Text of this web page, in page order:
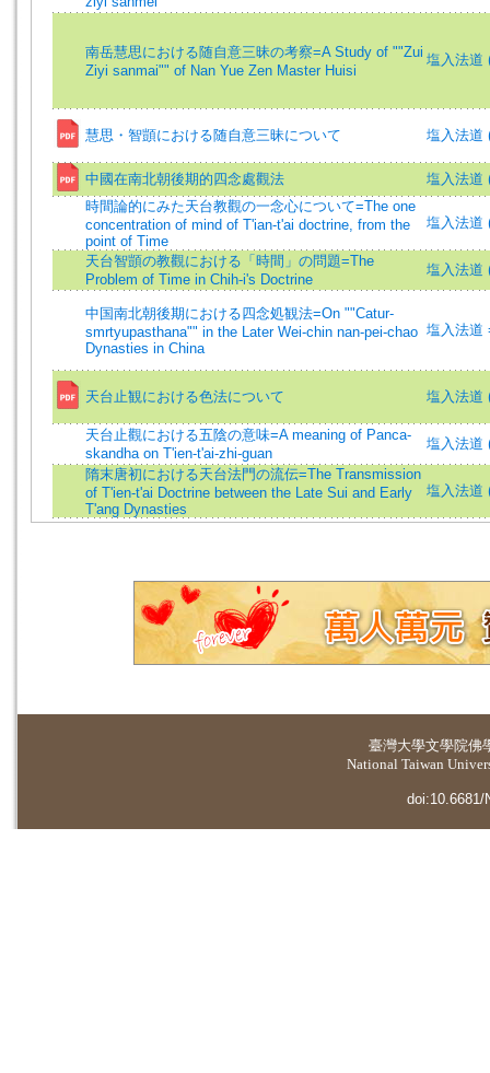
南岳慧思における随自意三昧の考察=A Study of ""Zui
Ziyi sanmai"" of Nan Yue Zen Master Huisi
塩入法道
慧思・智顗における随自意三昧について 塩入法道
中國在南北朝後期的四念處觀法
塩入法道
時間論的にみた天台教觀の一念心について=The one
concentration of mind of T'ian-t'ai doctrine, from the
point of Time
塩入法道
天台智顗の教觀における「時間」の問題=The
Problem of Time in Chih-i's Doctrine
塩入法道
中国南北朝後期における四念処観法=On ""Catur-
smrtyupasthana"" in the Later Wei-chin nan-pei-chao
Dynasties in China
塩入法道
天台止観における色法について 塩入法道
天台止觀における五陰の意味=A meaning of Panca-
skandha on T'ien-t'ai-zhi-guan
塩入法道
隋末唐初における天台法門の流伝=The Transmission
of T'ien-t'ai Doctrine between the Late Sui and Early
T'ang Dynasties
塩入法道
臺灣大學文學院佛
National Taiwan
doi:10.6681/